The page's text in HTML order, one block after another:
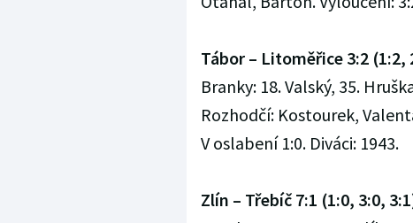
Tábor – Litoměřice 3:2 (1:2,
Branky: 18. Valský, 35.
Rozhodčí: Kostourek,
V oslabení 1:0. Diváci: 1943.
Zlín – Třebíč 7:1 (1:0, 3:0,